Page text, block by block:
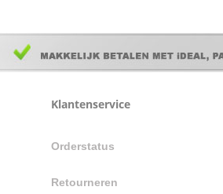
Klantenservice
Orderstatus
Retourneren